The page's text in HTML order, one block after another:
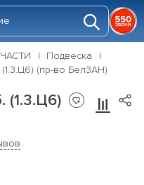
Подвеска
(пр-во БелЗАН)
(1.3.Ц6)